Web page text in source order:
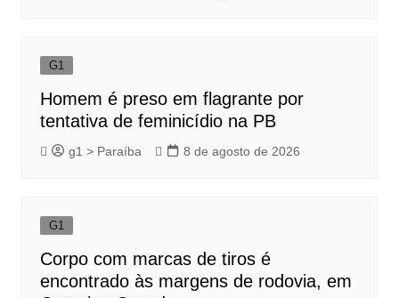
G1
Homem é preso em flagrante por
tentativa de feminicídio na PB
g1 > Paraíba 8 de agosto de 2026
G1
Corpo com marcas de tiros é
encontrado às margens de rodovia, em